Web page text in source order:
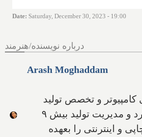
Date: Saturday, December 30, 2023 - 19:00
درباره نویسنده/هنرمند
Arash Moghaddam
و تخصص تولید
رسانه دیجیتال دارد و مدیریت تولید بیش ۹
و اینترنتی را بعهده